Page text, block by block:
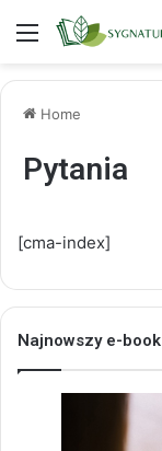
Menu
Home
Pytania
[cma-index]
Najnowszy e-book